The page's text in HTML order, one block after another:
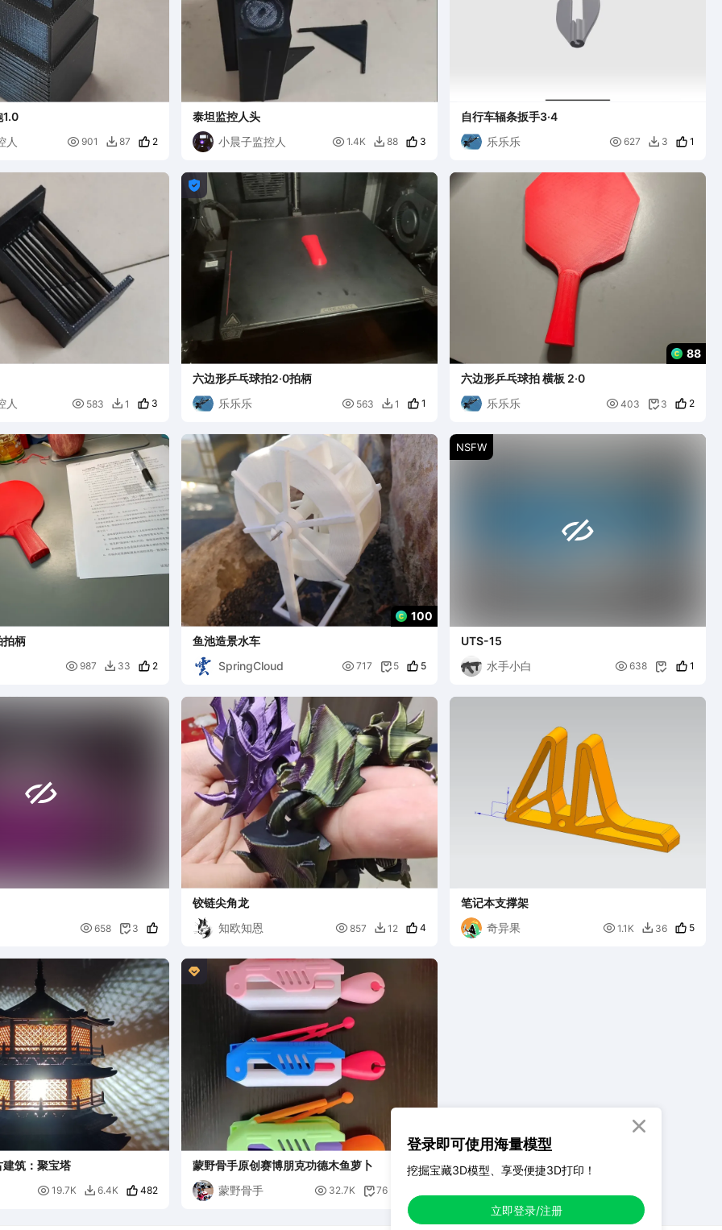
1.0
人
 901  87 2
泰坦监控人头
小晨子监控人
 1.4K  88 3
自行车辐条扳手3·4
乐乐乐
 627  3 1
人  583  1 3

六边形乒乓球拍2·0拍柄
乐乐乐
 563  1 1
88
六边形乒乓球拍 横板 2·0
乐乐乐
 403  3 2
拍柄
 987  33 2
100
鱼池造景水车
SpringCloud
 717  5 5
NSFW

UTS-15
水手小白
 638  1

 658  3
铰链尖角龙
知欧知恩
 857  12 4
笔记本支撑架
奇异果
 1.1K  36 5
筑：聚宝塔
 19.7K  6.4K 482

蒙野骨手原创赛博朋克功德木鱼萝卜
蒙野骨手
 32.7K 76
登录即可使用海量模型
挖掘宝藏3D模型、享受便捷3D打印！
立即登录/注册
